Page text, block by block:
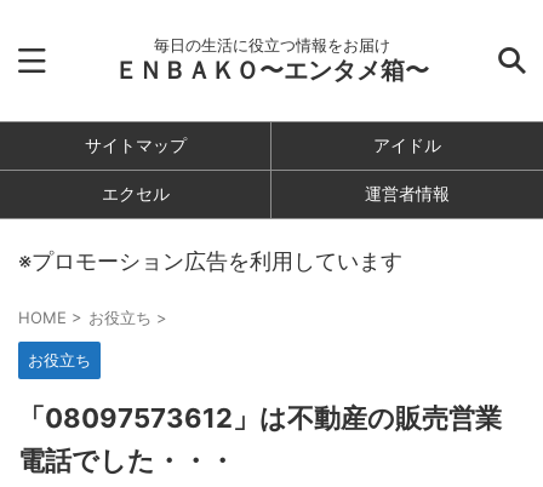
毎日の生活に役立つ情報をお届け
ＥＮＢＡＫＯ〜エンタメ箱〜
サイトマップ アイドル
エクセル 運営者情報
※プロモーション広告を利用しています
HOME > お役立ち >
お役立ち
「08097573612」は不動産の販売営業
電話でした・・・